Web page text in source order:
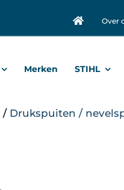
Over
Merken STIHL
/ Drukspuiten /